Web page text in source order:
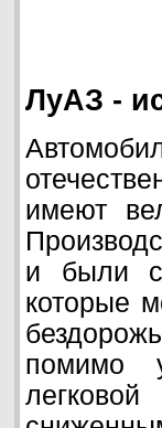
ЛуАЗ -
имеют
и были
которые
помимо